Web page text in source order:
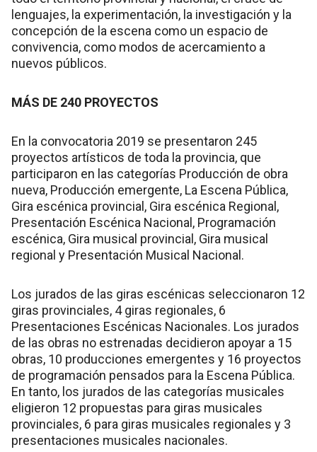
lenguajes, la experimentación, la investigación y la
concepción de la escena como un espacio de
convivencia, como modos de acercamiento a
nuevos públicos.
MÁS DE 240 PROYECTOS
En la convocatoria 2019 se presentaron 245
proyectos artísticos de toda la provincia, que
participaron en las categorías Producción de obra
nueva, Producción emergente, La Escena Pública,
Gira escénica provincial, Gira escénica Regional,
Presentación Escénica Nacional, Programación
escénica, Gira musical provincial, Gira musical
regional y Presentación Musical Nacional.
Los jurados de las giras escénicas seleccionaron 12
giras provinciales, 4 giras regionales, 6
Presentaciones Escénicas Nacionales. Los jurados
de las obras no estrenadas decidieron apoyar a 15
obras, 10 producciones emergentes y 16 proyectos
de programación pensados para la Escena Pública.
En tanto, los jurados de las categorías musicales
eligieron 12 propuestas para giras musicales
provinciales, 6 para giras musicales regionales y 3
presentaciones musicales nacionales.